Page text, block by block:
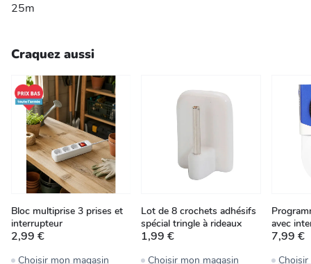
25m
Craquez aussi
Bloc multiprise 3 prises et
interrupteur
2,99 €
Choisir mon magasin
Lot de 8 crochets adhésifs
spécial tringle à rideaux
1,99 €
Choisir mon magasin
avec
7,99 €